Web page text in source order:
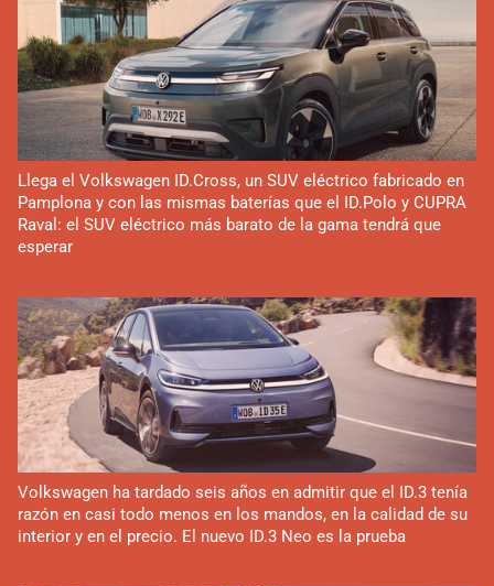
Llega el Volkswagen ID.Cross, un SUV eléctrico fabricado en
Pamplona y con las mismas baterías que el ID.Polo y CUPRA
Raval: el SUV eléctrico más barato de la gama tendrá que
esperar
Volkswagen ha tardado seis años en admitir que el ID.3 tenía
razón en casi todo menos en los mandos, en la calidad de su
interior y en el precio. El nuevo ID.3 Neo es la prueba